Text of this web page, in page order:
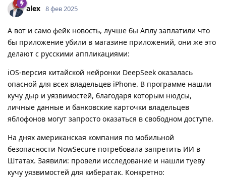
alex 8 фев 2025
А вот и само фейк новость, лучше бы Аплу заплатили что
бы приложение убили в магазине приложений, они же это
делают с русскими аппликациями:
iOS-версия китайской нейронки DeepSeek оказалась
опасной для всех владельцев iPhone. В программе нашли
кучу дыр и уязвимостей, благодаря которым нюдсы,
личные данные и банковские карточки владельцев
яблофонов могут запросто оказаться в свободном доступе.
На днях американская компания по мобильной
безопасности NowSecure потребовала запретить ИИ в
Штатах. Заявили: провели исследование и нашли туеву
кучу уязвимостей для кибератак. Конкретно: